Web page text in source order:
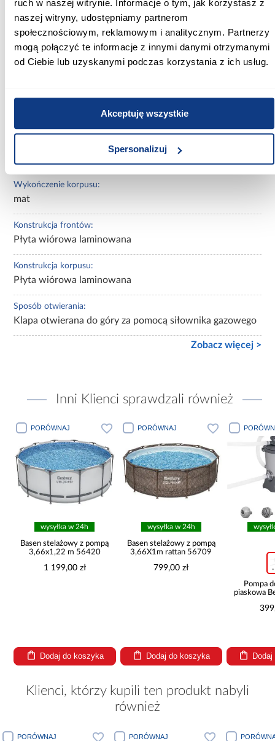
ruch w naszej witrynie. Informacje o tym, jak korzystasz z
naszej witryny, udostępniamy partnerom
społecznościowym, reklamowym i analitycznym. Partnerzy
mogą połączyć te informacje z innymi danymi otrzymanymi
od Ciebie lub uzyskanymi podczas korzystania z ich usług.
Akceptuję wszystkie
Spersonalizuj
Wysokość [cm]:
42.00
Kolor frontów:
Wykończenie korpusu:
mat
Konstrukcja frontów:
Płyta wiórowa laminowana
Konstrukcja korpusu:
Płyta wiórowa laminowana
Sposób otwierania:
Klapa otwierana do góry za pomocą siłownika gazowego
Zobacz więcej >
Inni Klienci sprawdzali również
PORÓWNAJ
wysyłka w 24h
Basen stelażowy z pompą
3,66x1,22 m 56420
1 199,00 zł
Dodaj do koszyka
PORÓWNAJ
wysyłka w 24h
Basen stelażowy z pompą
3,66X1m rattan 56709
799,00 zł
Dodaj do koszyka
Pompa
piaskowa
Klienci, którzy kupili ten produkt nabyli
również
PORÓWNAJ PORÓWNAJ